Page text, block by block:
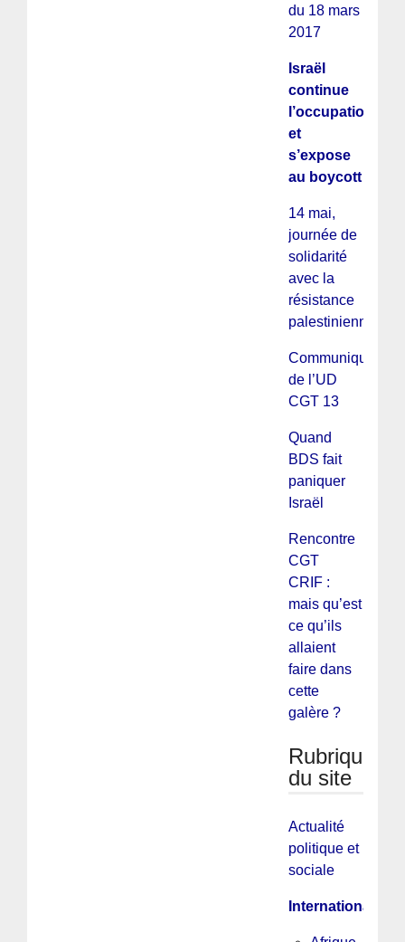
du 18 mars
2017
Israël
continue
l’occupation
et
s’expose
au boycott
14 mai,
journée de
solidarité
avec la
résistance
palestinienne
Communiqué
de l’UD
CGT 13
Quand
BDS fait
paniquer
Israël
Rencontre
CGT
CRIF :
mais qu’est
ce qu’ils
allaient
faire dans
cette
galère ?
Rubriques
du site
Actualité
politique et
sociale
International